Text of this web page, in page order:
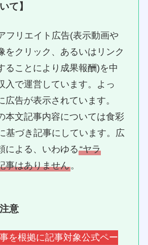
て】
フリエイト広告(表示動画や
をクリック、あるいはリンク
ることにより成果報酬)を中
入で運営しています。よっ
広告が表示されています。
本文記事内容については食彩
基づき記事にしています。広
による、いわゆる“ヤラ
事はありません。
意
を根拠に記事対象公式ペー